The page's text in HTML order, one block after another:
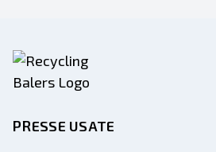
PRESSE USATE